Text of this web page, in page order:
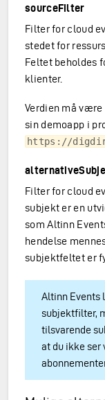
sourceFilter
Filter for cloud
stedet for
Feltet beholdes
klienter.
Verdien må være
sin demoapp i
https://
Filter for cloud
subjekt er en
som Altinn
hendelse
subjektfeltet er
Altinn Events
subjektfilter,
tilsvarende
at du ikke ser